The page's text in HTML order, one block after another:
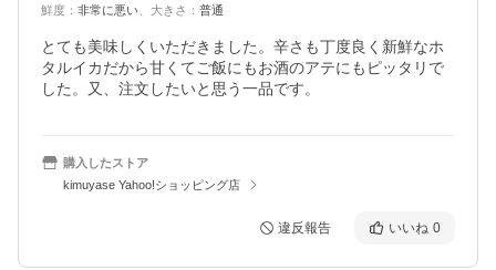
鮮度 ： 非常に悪い 大きさ ： 普通
とても美味しくいただきました。辛さも丁度良く新鮮なホ
タルイカだから甘くてご飯にもお酒のアテにもピッタリで
した。又、注文したいと思う一品です。
購入したストア
kimuyase Yahoo!ショッピング店
違反報告 いいね 0